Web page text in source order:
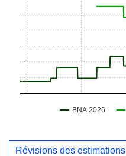
Révisions des estimations